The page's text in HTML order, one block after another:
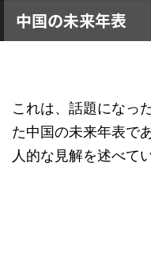
中国の未来年表
これは、話題になっ
た中国の未来年表で
人的な見解を述べて